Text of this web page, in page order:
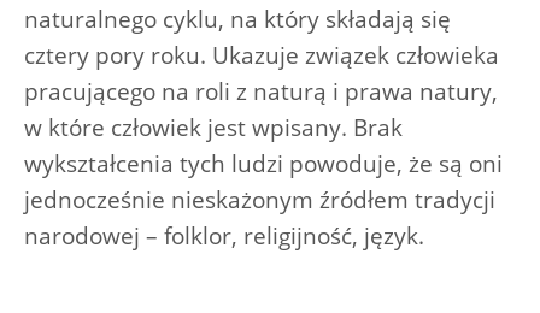
naturalnego cyklu, na który składają się
cztery pory roku. Ukazuje związek człowieka
pracującego na roli z naturą i prawa natury,
w które człowiek jest wpisany. Brak
wykształcenia tych ludzi powoduje, że są oni
jednocześnie nieskażonym źródłem tradycji
narodowej – folklor, religijność, język.